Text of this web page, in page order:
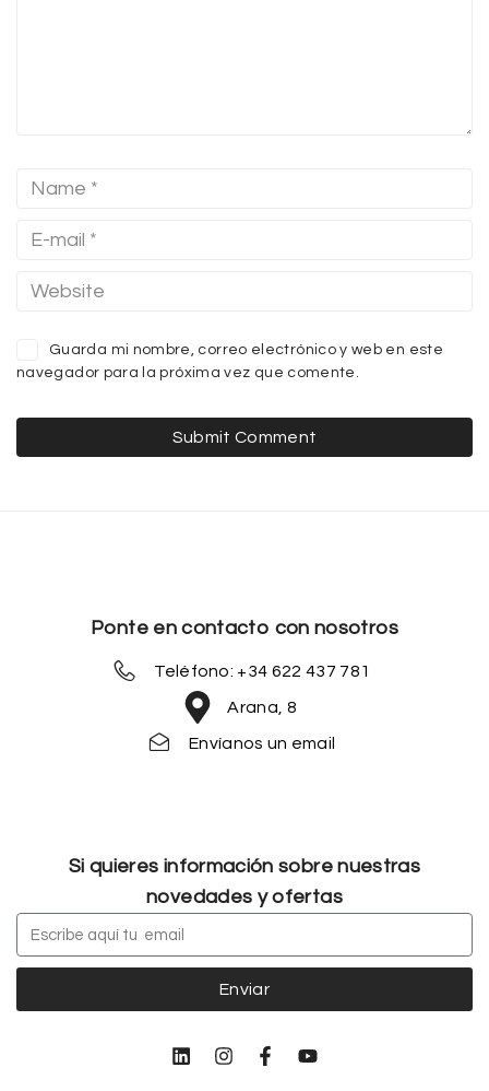
Guarda mi nombre, correo electrónico y web en este
navegador para la próxima vez que comente.
Ponte en contacto con nosotros
Teléfono: +34 622 437 781
Arana, 8
Envíanos un email
Si quieres información sobre nuestras
novedades y ofertas
Enviar